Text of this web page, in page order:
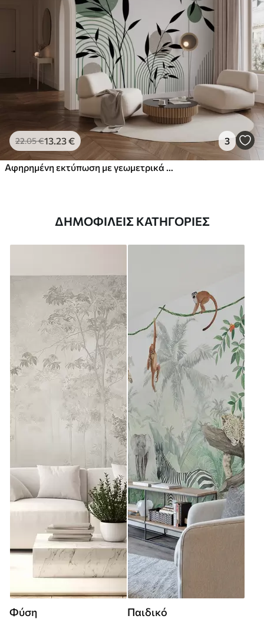
22.05€13 .23€ 3
ΔΗΜΟΦΙΛΕΊΣ ΚΑΤΗΓΟΡΊΕΣ
Φύση Παιδικό